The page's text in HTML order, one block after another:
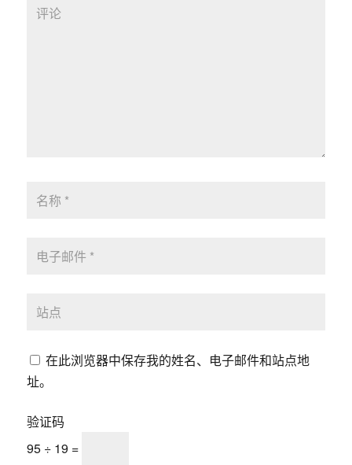
在此浏览器中保存我的姓名、电子邮件和站点地
址。
验证码
95 ÷ 19 =